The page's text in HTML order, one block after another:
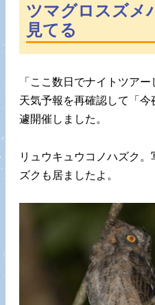
ツマグロスズメ
見てる
「ここ数日でナイトツアー
天気予報を再確認して「
遽開催しました。
リュウキュウコノハズク
ズクも居ましたよ。